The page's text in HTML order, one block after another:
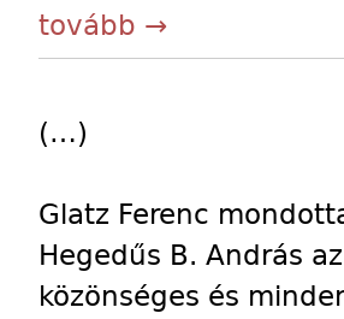
tovább →
(…)
Glatz Ferenc
Hegedűs B. András
közönséges és